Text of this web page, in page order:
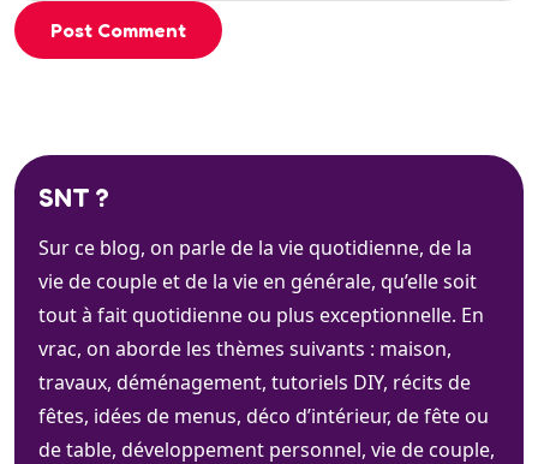
Post Comment
SNT ?
Sur ce blog, on parle de la vie quotidienne, de la
vie de couple et de la vie en générale, qu’elle soit
tout à fait quotidienne ou plus exceptionnelle. En
vrac, on aborde les thèmes suivants : maison,
travaux, déménagement, tutoriels DIY, récits de
fêtes, idées de menus, déco d’intérieur, de fête ou
de table, développement personnel, vie de couple,